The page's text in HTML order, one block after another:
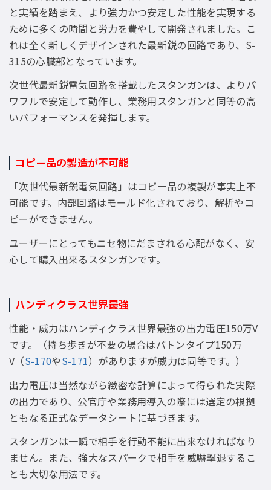
と実績を踏まえ、より強力かつ安定した性能を実現する
ために多くの時間と労力を費やして開発されました。こ
れは全く新しくデザインされた最新鋭の回路であり、S-
315の心臓部となっています。
次世代最新鋭電気回路を搭載したスタンガンは、よりパ
ワフルで安定して動作し、業務用スタンガンと同等の高
いパフォーマンスを発揮します。
コピー品の製造が不可能
「次世代最新鋭電気回路」はコピー品の複製が事実上不
可能です。内部回路はモールド化されており、解析やコ
ピーができません。
ユーザーにとってもニセ物にだまされる心配がなく、安
心して購入出来るスタンガンです。
ハンディクラス世界最強
性能・威力はハンディクラス世界最強の出力電圧150万V
です。（持ち歩きが不要の場合はバトンタイプ150万
V（S-170やS-171）がありますが威力は同等です。）
出力電圧は当然ながら緻密な計算によって得られた実際
の出力であり、公官庁や業務用導入の際には選定の根拠
ともなる正式なデータシートに基づきます。
スタンガンは一瞬で相手を行動不能に出来なければなり
ません。また、強大なスパークで相手を威嚇撃退するこ
とも大切な用法です。